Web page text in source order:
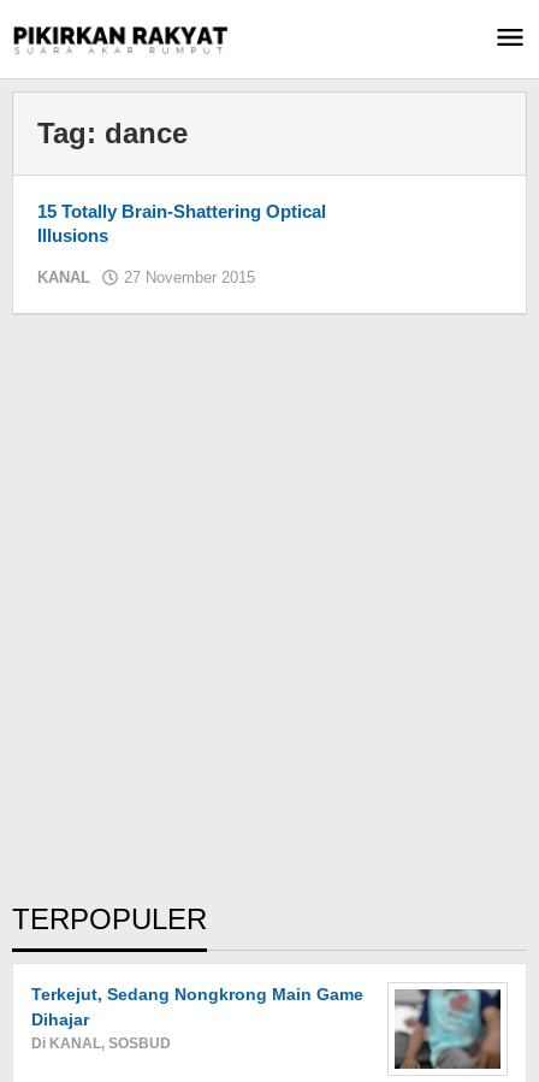
ke
Tag: dance
15 Totally Brain-Shattering Optical
Illusions
KANAL 27 November 2015
TERPOPULER
Terkejut, Sedang Nongkrong Main Game
Dihajar
Di KANAL, SOSBUD